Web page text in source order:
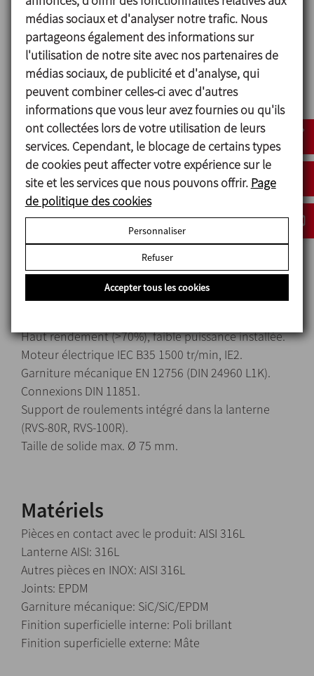
Principe de fonctionnement
Le profil spécifique de la turbine hélicoïdale génère
un flux optimisé qui permet le passage des
solutions liquides/solides sans les endommager et
sans risque d’obturation.
Conception et
caractéristiques
Corps avec drainage.
Turbine hélicoïdale.
Haut rendement (>70%), faible puissance installée.
Moteur électrique IEC B35 1500 tr/min, IE2.
Garniture mécanique EN 12756 (DIN 24960 L1K).
Connexions DIN 11851.
Support de roulements intégré dans la lanterne
(RVS-80R, RVS-100R).
Taille de solide max. Ø 75 mm.
Matériels
Pièces en contact avec le produit: AISI 316L
Lanterne AISI: 316L
Autres pièces en INOX: AISI 316L
Joints: EPDM
Garniture mécanique: SiC/SiC/EPDM
Finition superficielle interne: Poli brillant
Finition superficielle externe: Mâte
médias sociaux et d'analyser notre trafic. Nous
partageons également des informations sur
l'utilisation de notre site avec nos partenaires de
médias sociaux, de publicité et d'analyse, qui
peuvent combiner celles-ci avec d'autres
informations que vous leur avez fournies ou qu'ils
ont collectées lors de votre utilisation de leurs
services. Cependant, le blocage de certains types
de cookies peut affecter votre expérience sur le
site et les services que nous pouvons offrir. Page
de politique des cookies
Personnaliser
Refuser
Accepter tous les cookies